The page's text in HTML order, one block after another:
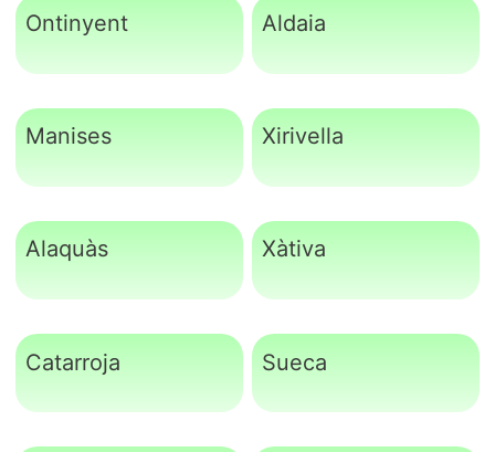
Ontinyent Aldaia
Manises Xirivella
Alaquàs Xàtiva
Catarroja Sueca